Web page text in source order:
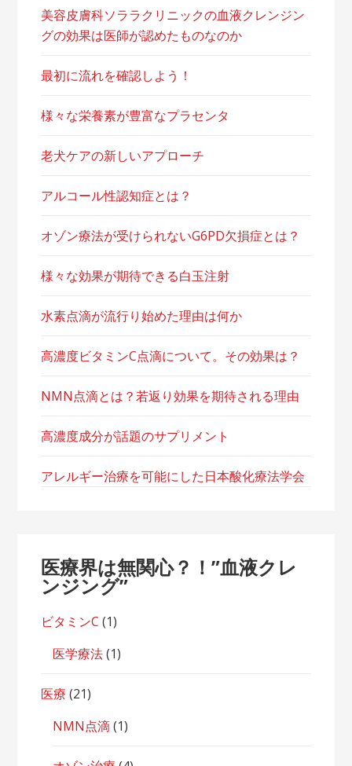
美容皮膚科ソララクリニックの血液クレンジン
グの効果は医師が認めたものなのか
最初に流れを確認しよう！
様々な栄養素が豊富なプラセンタ
老犬ケアの新しいアプローチ
アルコール性認知症とは？
オゾン療法が受けられないG6PD欠損症とは？
様々な効果が期待できる白玉注射
水素点滴が流行り始めた理由は何か
高濃度ビタミンC点滴について。その効果は？
NMN点滴とは？若返り効果を期待される理由
高濃度成分が話題のサプリメント
アレルギー治療を可能にした日本酸化療法学会
医療界は無関心？！”血液クレ
ンジング”
ビタミンC (1)
医学療法(1)
医療 (21)
NMN点滴(1)